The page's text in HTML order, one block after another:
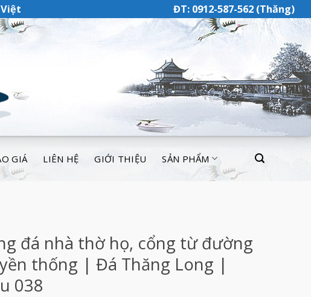
ĐT: 0912-587-562 (Thăng)
GIÁ LIÊN HỆ GIỚI THIỆU SẢN PHẨM
đá nhà thờ họ, cổng từ đường
thống | Đá Thăng Long |
038